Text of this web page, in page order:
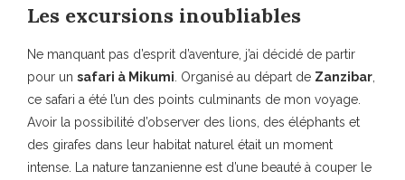
Les excursions inoubliables
Ne manquant pas d’esprit d’aventure, j’ai décidé de partir
pour un safari à Mikumi. Organisé au départ de Zanzibar,
ce safari a été l’un des points culminants de mon voyage.
Avoir la possibilité d’observer des lions, des éléphants et
des girafes dans leur habitat naturel était un moment
intense. La nature tanzanienne est d’une beauté à couper le